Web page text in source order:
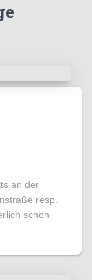
an der
resp.
schon